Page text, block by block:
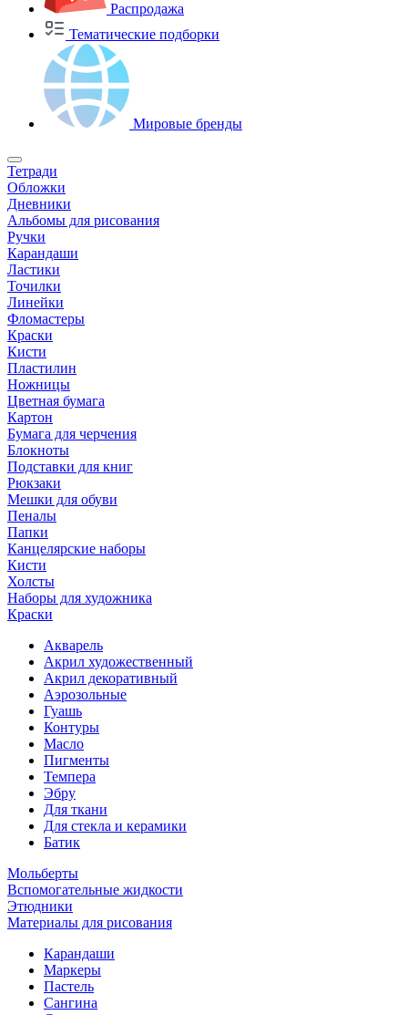
Распродажа
Тематические подборки
Мировые бренды
Тетради
Обложки
Дневники
Альбомы для рисования
Ручки
Карандаши
Ластики
Точилки
Линейки
Фломастеры
Краски
Кисти
Пластилин
Ножницы
Цветная бумага
Картон
Бумага для черчения
Блокноты
Подставки для книг
Рюкзаки
Мешки для обуви
Пеналы
Папки
Канцелярские наборы
Кисти
Холсты
Наборы для художника
Краски
Акварель
Акрил художественный
Акрил декоративный
Аэрозольные
Гуашь
Контуры
Масло
Пигменты
Темпера
Эбру
Для ткани
Для стекла и керамики
Батик
Мольберты
Вспомогательные жидкости
Этюдники
Материалы для рисования
Карандаши
Маркеры
Пастель
Сангина